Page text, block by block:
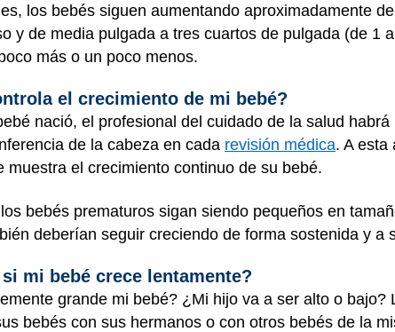
los bebés siguen aumentando aproximadamente
y de media pulgada a tres cuartos de pulgada (de 1
más o un poco menos.
el crecimiento de mi bebé?
nació, el profesional del cuidado de la salud
de la cabeza en cada revisión médica. A esta
muestra el crecimiento continuo de su bebé.
bebés prematuros sigan siendo pequeños en
deberían seguir creciendo de forma sostenida y a
mi bebé crece lentamente?
grande mi bebé? ¿Mi hijo va a ser alto o
bebés con sus hermanos o con otros bebés de la